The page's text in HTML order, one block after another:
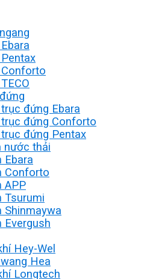
đứng Ebara
đứng Conforto
đứng Pentax
nước thải
Ebara
Conforto
APP
Tsurumi
Shinmaywa
Evergush
Hey-Wel
Hea
Longtech